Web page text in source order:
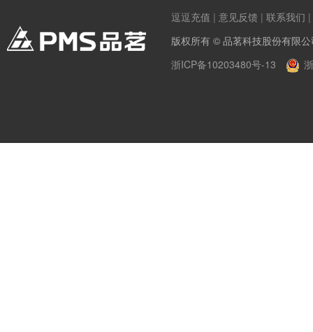
逗逗充值 | 意见反馈 | 联系我们 |
版权所有 © 品茗科技股份有限
浙ICP备10203480号-13